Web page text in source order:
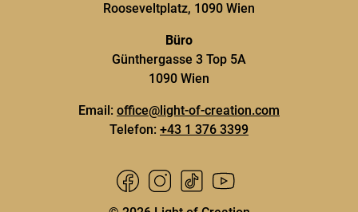
Rooseveltplatz, 1090 Wien
Büro
Günthergasse 3 Top 5A
1090 Wien
Email: office@light-of-creation.com
Telefon: +43 1 376 3399